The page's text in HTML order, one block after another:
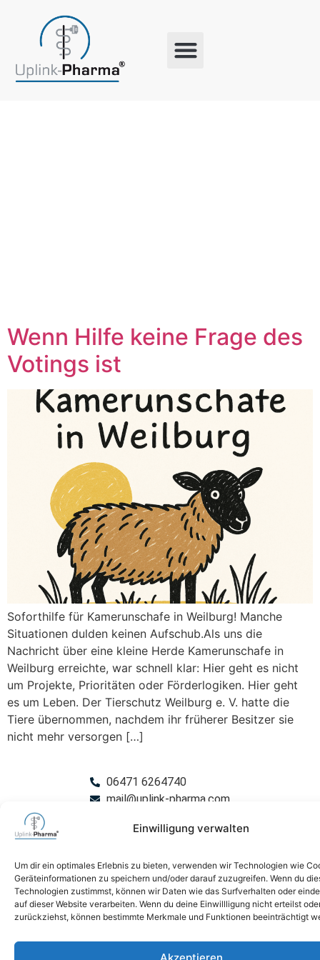
Einwilligung verwalten
Um dir ein optimales Erlebnis zu bieten, verwenden wir Technologien wie
Geräteinformationen zu speichern und/oder darauf zuzugreifen. Wenn du
Technologien zustimmst, können wir Daten wie das Surfverhalten oder
auf dieser Website verarbeiten. Wenn du deine Einwillligung nicht erteilst
zurückziehst, können bestimmte Merkmale und Funktionen beeinträchtigt
Akzeptieren
Wenn Hilfe keine Frage des
Votings ist
Soforthilfe für Kamerunschafe in Weilburg! Manche
Situationen dulden keinen Aufschub.Als uns die
Nachricht über eine kleine Herde Kamerunschafe in
Weilburg erreichte, war schnell klar: Hier geht es nicht
um Projekte, Prioritäten oder Förderlogiken. Hier geht
es um Leben. Der Tierschutz Weilburg e. V. hatte die
Tiere übernommen, nachdem ihr früherer Besitzer sie
nicht mehr versorgen […]
06471 6264740
mail@uplink-pharma.com
Datenschutz